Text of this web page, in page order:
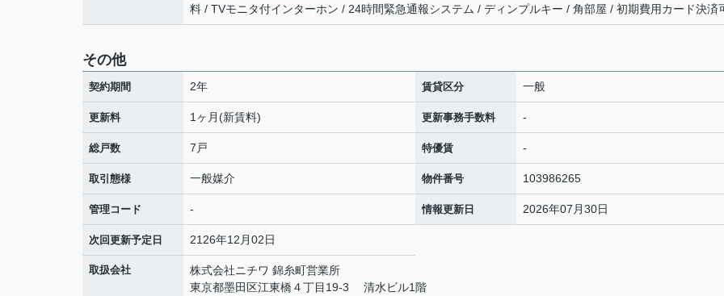
料 / TVモニタ付インターホン / 24時間緊急通報システム / ディンプルキー / 角部屋 / 初期費用カード決済
その他
契約期間 2年 賃貸区分 一般
更新料 1ヶ月(新賃料) 更新事務手数料 -
総戸数 7戸 特優賃 -
取引態様 一般媒介 物件番号 103986265
管理コード - 情報更新日 2026年07月30日
次回更新予定日 2126年12月02日
取扱会社
株式会社ニチワ 錦糸町営業所
東京都墨田区江東橋４丁目19-3 清水ビル1階